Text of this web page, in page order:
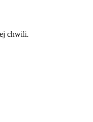
chwili.